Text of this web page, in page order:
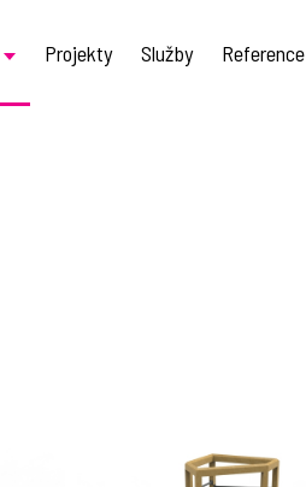
Projekty Služby Reference